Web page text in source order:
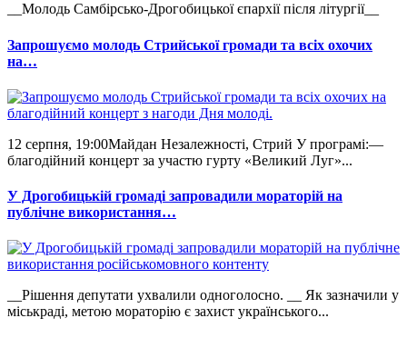
__Молодь Самбірсько-Дрогобицької єпархії після літургії__
Запрошуємо молодь Стрийської громади та всіх охочих
на…
12 серпня, 19:00Майдан Незалежності, Стрий У програмі:—
благодійний концерт за участю гурту «Великий Луг»...
У Дрогобицькій громаді запровадили мораторій на
публічне використання…
__Рішення депутати ухвалили одноголосно. __ Як зазначили у
міськраді, метою мораторію є захист українського...